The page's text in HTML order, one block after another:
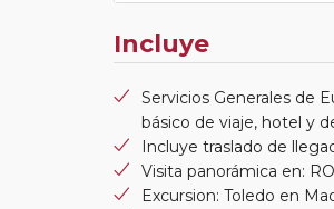
Incluye
Servicios Generales de
básico de viaje, hotel y
Incluye traslado de
Visita panorámica en:
Excursion: Toledo en